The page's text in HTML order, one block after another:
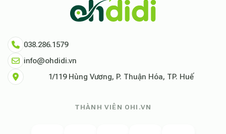
038.286.1579
info@ohdidi.vn
1/119 Hùng Vương, P. Thuận Hóa, TP. Huế
THÀNH VIÊN OHI.VN